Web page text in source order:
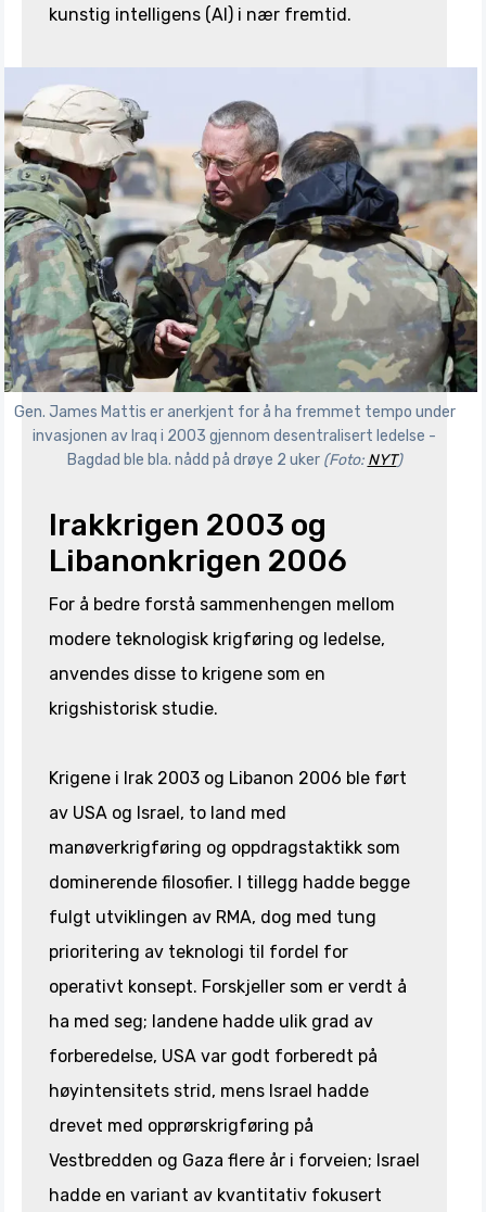
kunstig intelligens (AI) i nær fremtid.
Gen. James Mattis er anerkjent for å ha fremmet tempo under
invasjonen av Iraq i 2003 gjennom desentralisert ledelse -
Bagdad ble bla. nådd på drøye 2 uker (Foto: NYT)
Irakkrigen 2003 og
Libanonkrigen 2006
For å bedre forstå sammenhengen mellom
modere teknologisk krigføring og ledelse,
anvendes disse to krigene som en
krigshistorisk studie.
Krigene i Irak 2003 og Libanon 2006 ble ført
av USA og Israel, to land med
manøverkrigføring og oppdragstaktikk som
dominerende filosofier. I tillegg hadde begge
fulgt utviklingen av RMA, dog med tung
prioritering av teknologi til fordel for
operativt konsept. Forskjeller som er verdt å
ha med seg; landene hadde ulik grad av
forberedelse, USA var godt forberedt på
høyintensitets strid, mens Israel hadde
drevet med opprørskrigføring på
Vestbredden og Gaza flere år i forveien; Israel
hadde en variant av kvantitativ fokusert